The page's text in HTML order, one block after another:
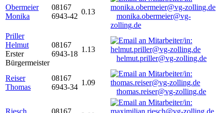
Obermeier
Monika
08167
6943-42
0.13
monika.obermeier@vg-
zolling.de
Priller
Helmut
Erster
Bürgermeister
08167
6943-18
1.13
helmut.priller@vg-zolling.de
Reiser
Thomas
08167
6943-34
1.09
thomas.reiser@vg-zolling.de